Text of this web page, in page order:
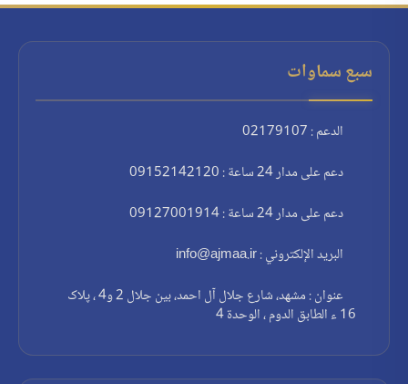
سبع سماوات
الدعم : 02179107
دعم على مدار 24 ساعة : 09152142120
دعم على مدار 24 ساعة : 09127001914
البريد الإلكتروني : info@ajmaa.ir
عنوان : مشهد، شارع جلال آل احمد، بين جلال 2 و4 ، پلاک
16 ء الطابق الدوم ، الوحدة 4